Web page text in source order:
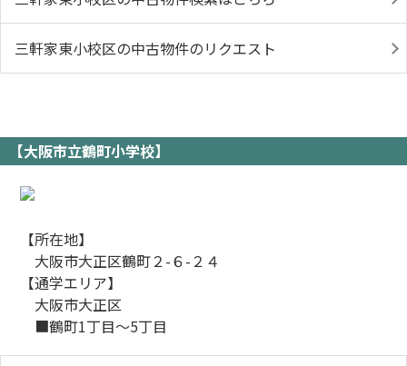
三軒家東小校区の中古物件のリクエスト
【大阪市立鶴町小学校】
【所在地】
大阪市大正区鶴町２-６-２４
【通学エリア】
大阪市大正区
■鶴町1丁目～5丁目